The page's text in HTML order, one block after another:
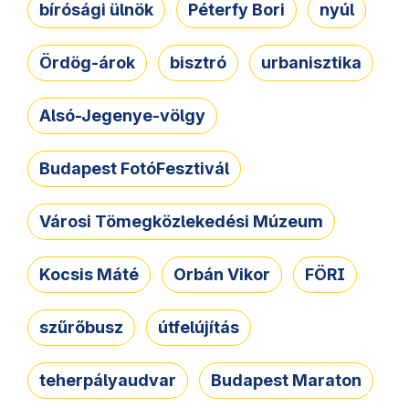
bírósági ülnök Péterfy Bori nyúl
Ördög-árok bisztró urbanisztika
Alsó-Jegenye-völgy
Budapest FotóFesztivál
Városi Tömegközlekedési Múzeum
Kocsis Máté Orbán Vikor FÖRI
szűrőbusz útfelújítás
teherpályaudvar Budapest Maraton